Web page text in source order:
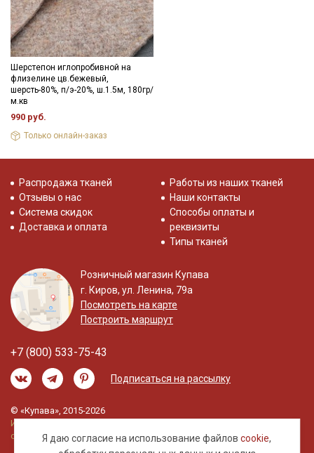
Шерстепон иглопробивной на
флизелине цв.бежевый,
шерсть-80%, п/э-20%, ш.1.5м, 180гр/
м.кв
990 руб.
Только онлайн-заказ
Я даю согласие на использование файловcookie,
Распродажа тканей
Отзывы о нас
Система скидок
Доставка и оплата
Работы из наших тканей
Наши контакты
Способы оплаты и
реквизиты
Типы тканей
Розничный магазин Купава
г. Киров, ул. Ленина, 79а
Посмотреть на карте
Построить маршрут
+7 (800) 533-75-43
Подписаться на рассылку
© «Купава», 2015-2026
Информация на сайте не является публичной
офертой.